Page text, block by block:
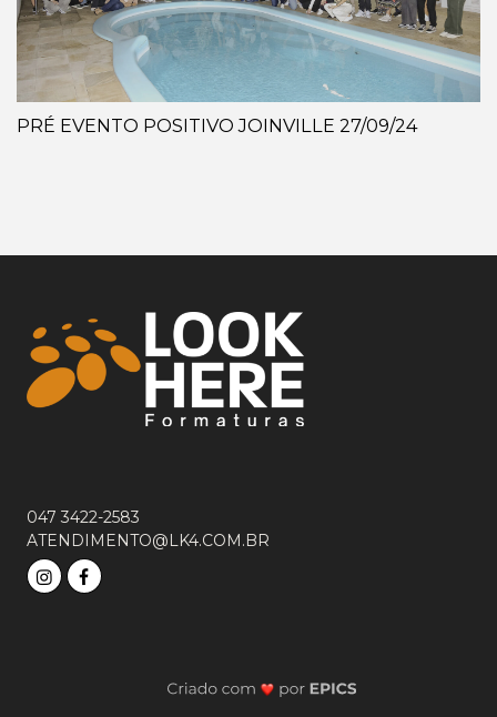
PRÉ EVENTO POSITIVO JOINVILLE 27/09/24
047 3422-2583
ATENDIMENTO@LK4.COM.BR